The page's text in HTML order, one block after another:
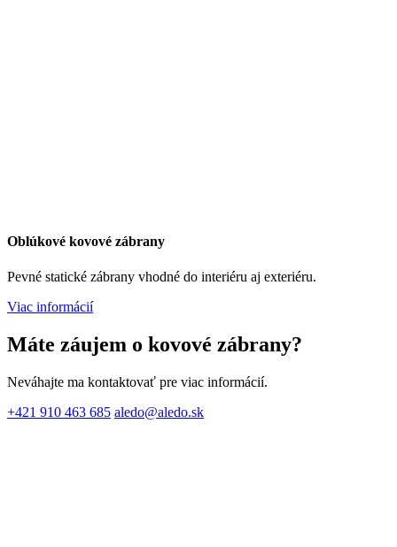
Oblúkové kovové zábrany
Pevné statické zábrany vhodné do interiéru aj exteriéru.
Viac informácií
Máte záujem o kovové zábrany?
Neváhajte ma kontaktovať pre viac informácií.
+421 910 463 685 aledo@aledo.sk